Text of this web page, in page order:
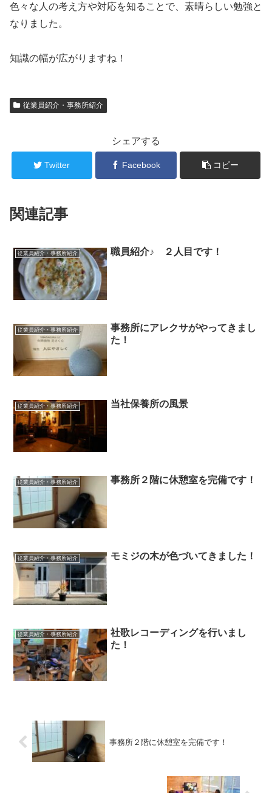
色々な人の考え方や対応を知ることで、素晴らしい勉強と
なりました。
知識の幅が広がりますね！
従業員紹介・事務所紹介
シェアする
Twitter Facebook コピー
関連記事
従業員紹介・事務所紹介 職員紹介♪ ２人目です！
従業員紹介・事務所紹介
事務所にアレクサがやってきまし
た！
従業員紹介・事務所紹介 当社保養所の風景
従業員紹介・事務所紹介 事務所２階に休憩室を完備です！
従業員紹介・事務所紹介 モミジの木が色づいてきました！
従業員紹介・事務所紹介
社歌レコーディングを行いまし
た！
事務所２階に休憩室を完備です！